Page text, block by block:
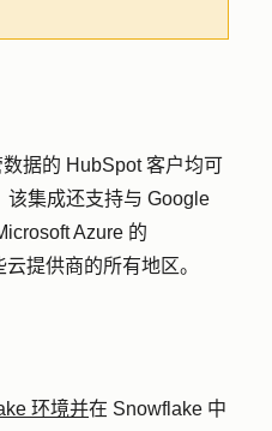
据的 HubSpot 客户均可
该集成还支持与 Google
Azure 的
提供商的所有地区。
环境并在 Snowflake 中